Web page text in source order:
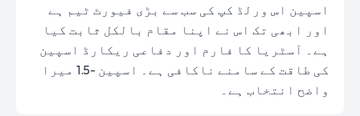
اسپین اس ورلڈ کپ کی سب سے بڑی فیورٹ ٹیم ہے
اور ابھی تک اس نے اپنا مقام بالکل ثابت کیا
ہے۔ آسٹریا کا فارم اور دفاعی ریکارڈ اسپین
کی طاقت کے سامنے ناکافی ہے۔ اسپین -1.5 میرا
واضح انتخاب ہے۔